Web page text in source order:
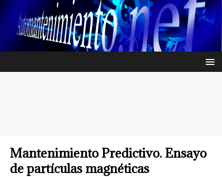
Mantenimiento Predictivo. Ensayo
de partículas magnéticas